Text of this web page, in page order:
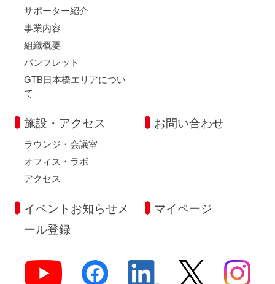
弊団体は、お知らせメールの提供に関連して、お知らせメール
の配信システムの障害などによるお知らせメールの遅配、不到
達、お知らせメールを通じて配信された情報内容、その他いかな
切負いません。
お知らせメールのコンテンツに成立する著作権は、弊団体または
法で定める個人の私的使用の範囲を超えて使用、複製、アップロ
ード、その他に利用することはできません。
登録いただいた方と弊団体との間で争いが生じた場合、東京地方
します。
サポーター紹介
事業内容
組織概要
パンフレット
GTB日本橋エリアについ
て
施設・アクセス
ラウンジ・会議室
オフィス・ラボ
アクセス
お問い合わせ
イベントお知らせメ
ール登録
マイページ